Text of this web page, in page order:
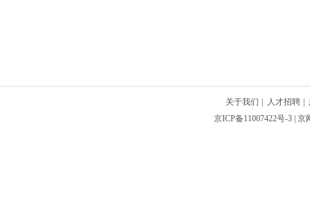
关于我们 人才招聘
京ICP备11007422号-3 |